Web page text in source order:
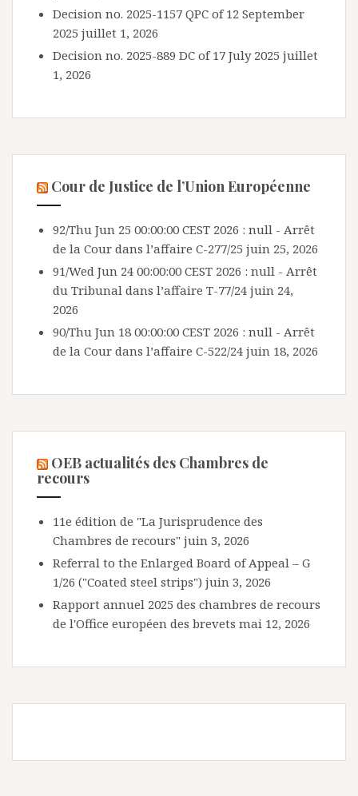
Decision no. 2025-1157 QPC of 12 September
2025 juillet 1, 2026
Decision no. 2025-889 DC of 17 July 2025 juillet
1, 2026
Cour de Justice de l’Union Européenne
92/Thu Jun 25 00:00:00 CEST 2026 : null - Arrêt
de la Cour dans l’affaire C-277/25 juin 25, 2026
91/Wed Jun 24 00:00:00 CEST 2026 : null - Arrêt
du Tribunal dans l’affaire T-77/24 juin 24,
2026
90/Thu Jun 18 00:00:00 CEST 2026 : null - Arrêt
de la Cour dans l’affaire C-522/24 juin 18, 2026
OEB actualités des Chambres de
recours
11e édition de "La Jurisprudence des
Chambres de recours" juin 3, 2026
Referral to the Enlarged Board of Appeal – G
1/26 ("Coated steel strips") juin 3, 2026
Rapport annuel 2025 des chambres de recours
de l'Office européen des brevets mai 12, 2026